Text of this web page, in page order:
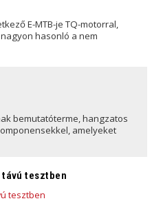
E-MTB-je TQ-motorral,
hasonló a nem
bemutatóterme, hangzatos
amelyeket
távú tesztben